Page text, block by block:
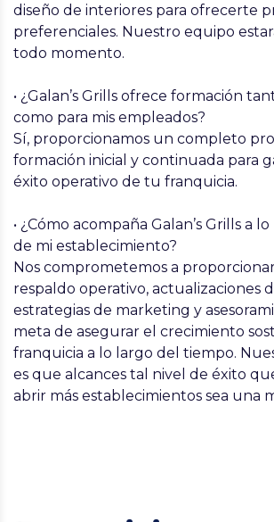
diseño de interiores para ofrecerte
preferenciales. Nuestro equipo
todo momento.
• ¿Galan’s Grills ofrece formación
como para mis empleados?
Sí, proporcionamos un completo
formación inicial y continuada para
éxito operativo de tu franquicia.
• ¿Cómo acompaña Galan’s Grills a
de mi establecimiento?
Nos comprometemos a
respaldo operativo, actualizaciones
estrategias de marketing y
meta de asegurar el crecimiento
franquicia a lo largo del tiempo.
es que alcances tal nivel de éxito
abrir más establecimientos sea una